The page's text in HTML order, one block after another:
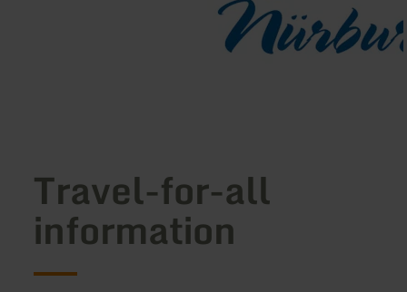
Travel-for-all
information